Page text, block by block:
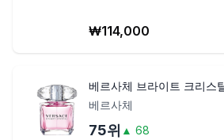
₩114,000
베르사체 브라이트 크리스
베르사체
75위 ▲ 68